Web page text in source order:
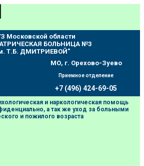
Московской области
БОЛЬНИЦА №3
Т.Б. ДМИТРИЕВОЙ"
МО, г. Орехово-Зуево
Приемное отделение
+7 (496) 424-69-05
и наркологическая помощь
а так же уход за больными
и пожилого возраста